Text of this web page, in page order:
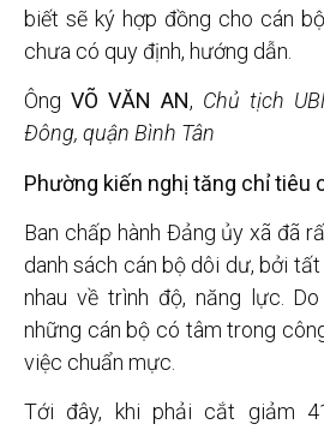
biết sẽ ký hợp đồng cho cán
chưa có quy định, hướng dẫn.
Ông VÕ VĂN AN, Chủ tịch
Đông, quận Bình Tân
Phường kiến nghị tăng chỉ tiêu
Ban chấp hành Đảng ủy xã đã
danh sách cán bộ dôi dư, bởi
nhau về trình độ, năng lực.
những cán bộ có tâm trong
việc chuẩn mực.
Tới đây, khi phải cắt giảm